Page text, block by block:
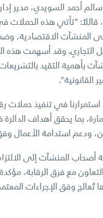
أحمد السويدي، مدير إدارة
قائلاً: "تأتي هذه الحملات
المنشآت الاقتصادية،
التجاري. وقد أسهمت
بأهمية التقيد
القانونية".
في تنفيذ حملات
بما يحقق أهداف
ودعم استدامة الأعمال
المنشآت إلى
مع فرق الرقابة،
تُعالج وفق الإجراءات